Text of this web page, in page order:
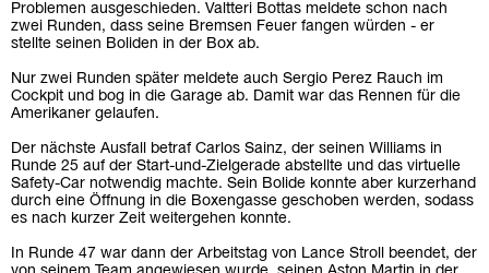
Problemen ausgeschieden. Valtteri Bottas meldete schon nach
zwei Runden, dass seine Bremsen Feuer fangen würden - er
stellte seinen Boliden in der Box ab.
Nur zwei Runden später meldete auch Sergio Perez Rauch im
Cockpit und bog in die Garage ab. Damit war das Rennen für die
Amerikaner gelaufen.
Der nächste Ausfall betraf Carlos Sainz, der seinen Williams in
Runde 25 auf der Start-und-Zielgerade abstellte und das virtuelle
Safety-Car notwendig machte. Sein Bolide konnte aber kurzerhand
durch eine Öffnung in die Boxengasse geschoben werden, sodass
es nach kurzer Zeit weitergehen konnte.
In Runde 47 war dann der Arbeitstag von Lance Stroll beendet, der